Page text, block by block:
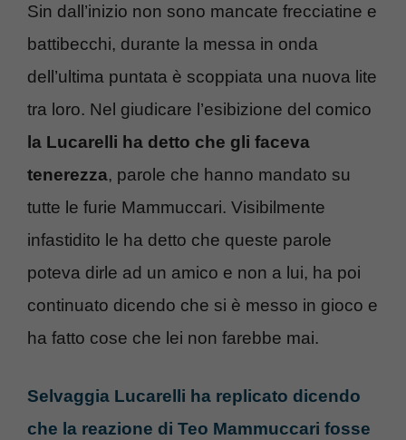
Sin dall’inizio non sono mancate frecciatine e
battibecchi, durante la messa in onda
dell’ultima puntata è scoppiata una nuova lite
tra loro. Nel giudicare l’esibizione del comico
la Lucarelli ha detto che gli faceva
tenerezza, parole che hanno mandato su
tutte le furie Mammuccari. Visibilmente
infastidito le ha detto che queste parole
poteva dirle ad un amico e non a lui, ha poi
continuato dicendo che si è messo in gioco e
ha fatto cose che lei non farebbe mai.
Selvaggia Lucarelli ha replicato dicendo
che la reazione di Teo Mammuccari fosse